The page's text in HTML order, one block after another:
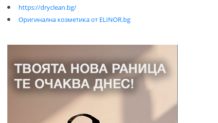
https://dryclean.bg/
Оригинална козметика от ELINOR.bg